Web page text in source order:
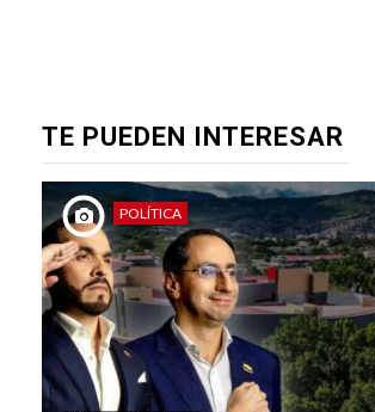
TE PUEDEN INTERESAR
POLÍTICA